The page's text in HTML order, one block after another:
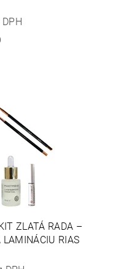
ZLATÁ RADA –
LAMINÁCIU RIAS